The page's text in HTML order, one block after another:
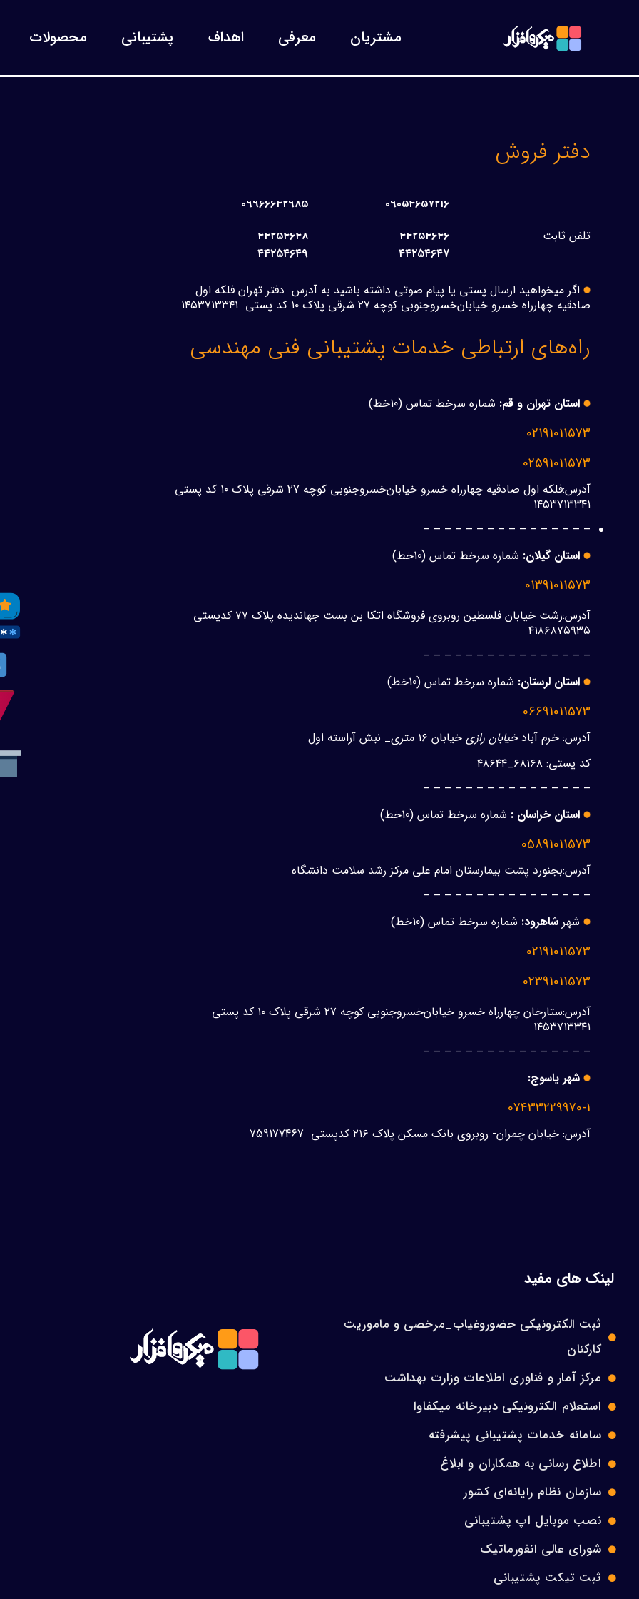
مشتریان معرفی اهداف پشتیبانی محصولات
دفتر فروش
۰۹۰۵۴۶۵۷۲۱۶
۰۹۹۶۶۶۴۲۹۸۵
تلفن ثابت
۴۴۲۵۴۶۴۶
۴۴۲۵۴۶۴۷
۴۴۲۵۴۶۴۸
۴۴۲۵۴۶۴۹
اگر میخواهید ارسال پستی یا پیام صوتی داشته باشید به آدرس دفتر تهران فلکه اول
صادقیه چهارراه خسرو خیابان‌خسرو‌جنوبی کوچه ۲۷ شرقی پلاک ۱۰ کد پستی ۱۴۵۳۷۱۳۳۴۱
راه‌های ارتباطی خدمات پشتیبانی فنی مهندسی
استان تهران و قم: شماره سرخط تماس (10خط)
02191011573
02591011573
آدرس:فلکه اول صادقیه چهارراه خسرو خیابان‌خسرو‌جنوبی کوچه ۲۷ شرقی پلاک ۱۰ کد پستی
۱۴۵۳۷۱۳۳۴۱
– – – – – – – – – – – – – – – –
استان گیلان: شماره سرخط تماس (10خط)
01391011573
آدرس:رشت خیابان فلسطین روبروی فروشگاه اتکا بن بست جهاندیده پلاک ۷۷ کدپستی
۴۱۸۶۸۷۵۹۳۵
– – – – – – – – – – – – – – – –
استان لرستان: شماره سرخط تماس (10خط)
06691011573
آدرس: خرم آبادخیابان رازی خیابان ۱۶ متری_ نبش آراسته اول
کد پستی: ۶۸۱۶۸_۴۸۶۴۴
– – – – – – – – – – – – – – – –
استان خراسان : شماره سرخط تماس (10خط)
05891011573
آدرس:بجنورد پشت بیمارستان امام علی مرکز رشد سلامت دانشگاه
– – – – – – – – – – – – – – – –
شهرشاهرود: شماره سرخط تماس (10خط)
02191011573
02391011573
آدرس:ستارخان چهارراه خسرو خیابان‌خسرو‌جنوبی کوچه ۲۷ شرقی پلاک ۱۰ کد پستی
۱۴۵۳۷۱۳۳۴۱
– – – – – – – – – – – – – – – –
شهر یاسوج:
07433229970-1
آدرس: خیابان چمران- روبروی‌ بانک مسکن پلاک ۲۱۶ کدپستی 759177467
لینک های مفید
ثبت الکترونیکی حضوروغیاب_مرخصی و ماموریت
کارکنان
مرکز آمار و فناوری اطلاعات وزارت بهداشت
استعلام الکترونیکی دبیرخانه میکفاوا
سامانه خدمات پشتیبانی پیشرفته
اطلاع رسانی به همکاران و ابلاغ
سازمان نظام رایانه‌ای کشور
نصب موبایل اپ پشتیبانی
شورای عالی انفورماتیک
ثبت تیکت پشتیبانی